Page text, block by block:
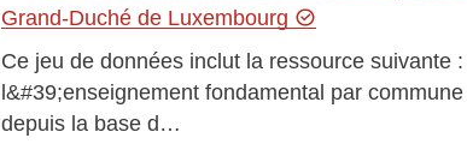
Grand-Duché de Luxembourg
Ce jeu de données inclut la ressource suivante
l&#39;enseignement fondamental par
depuis la base d…